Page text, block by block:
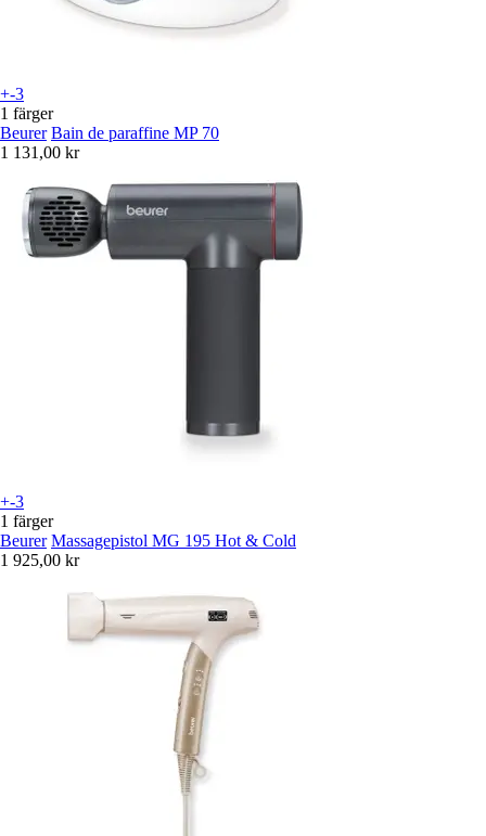
+-3
1 färger
Beurer Bain de paraffine MP 70
1 131,00 kr
+-3
1 färger
Beurer Massagepistol MG 195 Hot & Cold
1 925,00 kr